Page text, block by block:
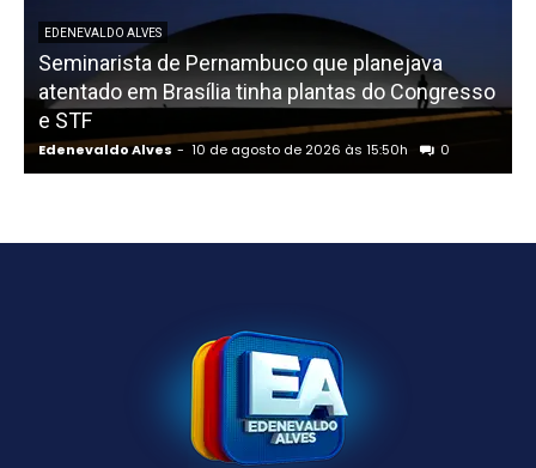
EDENEVALDO ALVES
Seminarista de Pernambuco que planejava
atentado em Brasília tinha plantas do Congresso
e STF
Edenevaldo Alves - 10 de agosto de 2026 às 15:50h 0